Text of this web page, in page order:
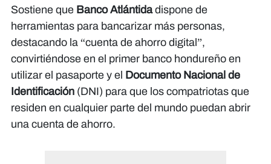
Sostiene que Banco Atlántidadispone de
herramientas para bancarizar más personas,
destacando la “cuenta de ahorro digital”,
convirtiéndose en el primer banco hondureño en
utilizar el pasaporte y el
Documento Nacional de
Identificación (DNI) para que los compatriotas que
residen en cualquier parte del mundo puedan abrir
una cuenta de ahorro.